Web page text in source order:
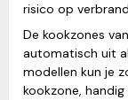
risico op
De kookzones
automatisch uit
modellen kun je
kookzone,